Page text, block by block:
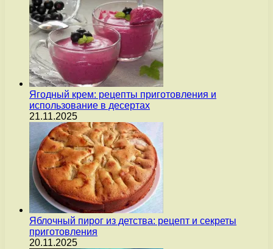
Ягодный крем: рецепты приготовления и
использование в десертах
21.11.2025
Яблочный пирог из детства: рецепт и секреты
приготовления
20.11.2025